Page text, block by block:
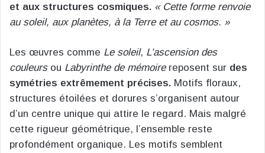
et aux structures cosmiques. « Cette forme renvoie
au soleil, aux planètes, à la Terre et au cosmos. »
Les œuvres comme Le soleil, L’ascension des
couleursou Labyrinthe de mémoirereposent sur des
symétries extrêmement précises. Motifs floraux,
structures étoilées et dorures s’organisent autour
d’un centre unique qui attire le regard. Mais malgré
cette rigueur géométrique, l’ensemble reste
profondément organique. Les motifs semblent